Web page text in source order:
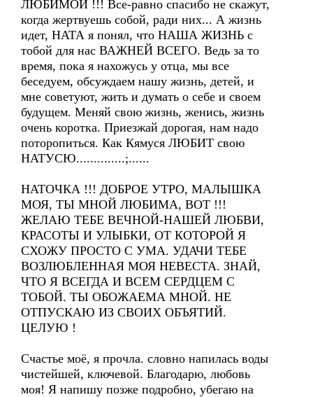
ЛЮБИМОЙ !!! Все-равно спасибо не скажут,
когда жертвуешь собой, ради них... А жизнь
идет, НАТА я понял, что НАША ЖИЗНЬ с
тобой для нас ВАЖНЕЙ ВСЕГО. Ведь за то
время, пока я нахожусь у отца, мы все
беседуем, обсуждаем нашу жизнь, детей, и
мне советуют, жить и думать о себе и своем
будущем. Меняй свою жизнь, женись, жизнь
очень коротка. Приезжай дорогая, нам надо
поторопиться. Как Кямуся ЛЮБИТ свою
НАТУСЮ..............;......
НАТОЧКА !!! ДОБРОЕ УТРО, МАЛЫШКА
МОЯ, ТЫ МНОЙ ЛЮБИМА, ВОТ !!!
ЖЕЛАЮ ТЕБЕ ВЕЧНОЙ-НАШЕЙ ЛЮБВИ,
КРАСОТЫ И УЛЫБКИ, ОТ КОТОРОЙ Я
СХОЖУ ПРОСТО С УМА. УДАЧИ ТЕБЕ
ВОЗЛЮБЛЕННАЯ МОЯ НЕВЕСТА. ЗНАЙ,
ЧТО Я ВСЕГДА И ВСЕМ СЕРДЦЕМ С
ТОБОЙ. ТЫ ОБОЖАЕМА МНОЙ. НЕ
ОТПУСКАЮ ИЗ СВОИХ ОБЪЯТИЙ.
ЦЕЛУЮ !
Счастье моё, я прочла. словно напилась воды
чистейшей, ключевой. Благодарю, любовь
моя! Я напишу позже подробно, убегаю на